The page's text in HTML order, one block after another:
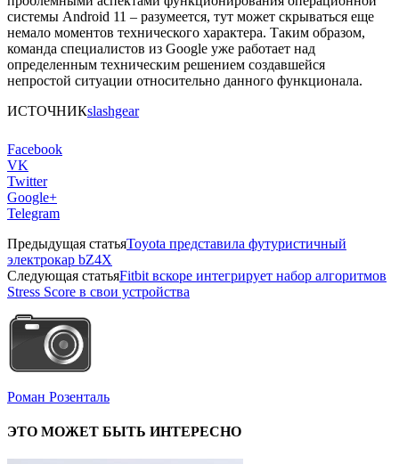
системы Android 11 – разумеется, тут может скрываться еще
немало моментов технического характера. Таким образом,
команда специалистов из Google уже работает над
определенным техническим решением создавшейся
непростой ситуации относительно данного функционала.
ИСТОЧНИКslashgear
Facebook
VK
Twitter
Google+
Telegram
Предыдущая статьяToyota представила футуристичный
электрокар bZ4X
Следующая статьяFitbit вскоре интегрирует набор алгоритмов
Stress Score в свои устройства
Роман Розенталь
ЭТО МОЖЕТ БЫТЬ ИНТЕРЕСНО